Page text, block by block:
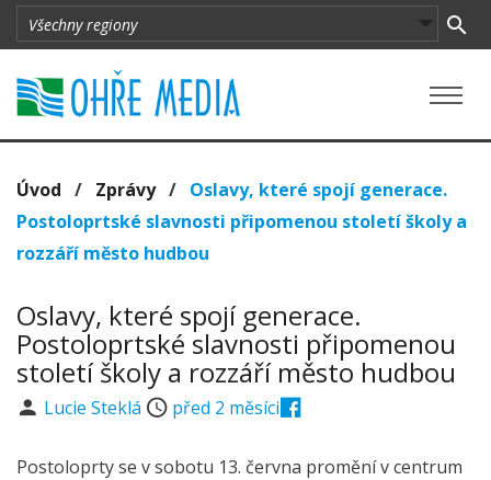
Úvod / Zprávy/ Oslavy, které spojí generace.
Postoloprtské slavnosti připomenou století školy a
rozzáří město hudbou
Oslavy, které spojí generace.
Postoloprtské slavnosti připomenou
století školy a rozzáří město hudbou
Lucie Steklá před 2 měsíci
Postoloprty se v sobotu 13. června promění v centrum